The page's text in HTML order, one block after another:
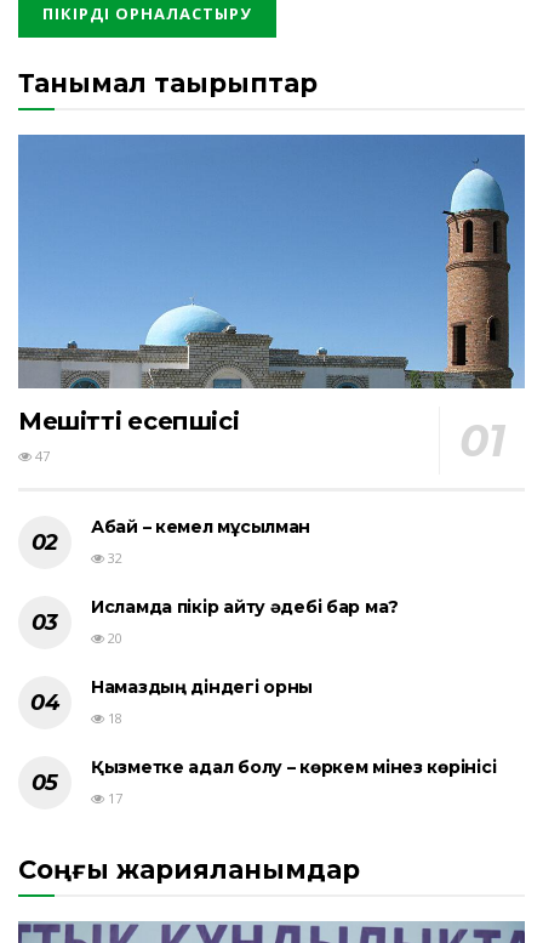
Танымал тақырыптар
Мешіттің есепшісі
47
Абай – кемел мұсылман
32
Исламда пікір айту әдебі бар ма?
20
Намаздың діндегі орны
18
Қызметке адал болу – көркем мінез көрінісі
17
Соңғы жарияланымдар